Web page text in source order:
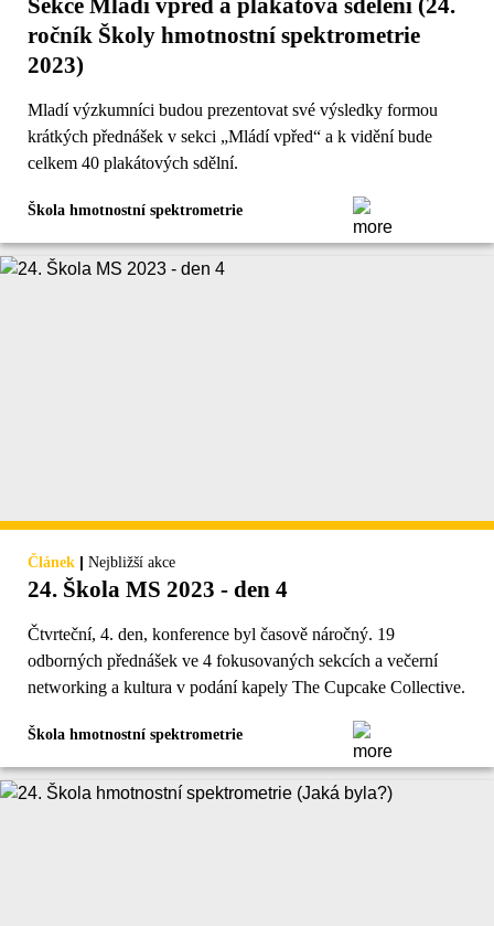
ročník Školy hmotnostní spektrometrie
2023)
Mladí výzkumníci budou prezentovat své výsledky formou
krátkých přednášek v sekci „Mládí vpřed“ a k vidění bude
celkem 40 plakátových sdělní.
Škola hmotnostní spektrometrie
Článek | Nejbližší akce
24. Škola MS 2023 - den 4
Čtvrteční, 4. den, konference byl časově náročný. 19
odborných přednášek ve 4 fokusovaných sekcích a večerní
networking a kultura v podání kapely The Cupcake Collective.
Škola hmotnostní spektrometrie